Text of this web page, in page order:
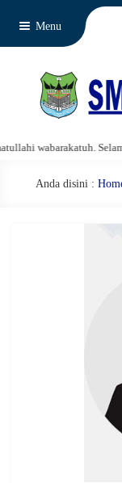
Menu
wabarakatuh.
Anda disini :